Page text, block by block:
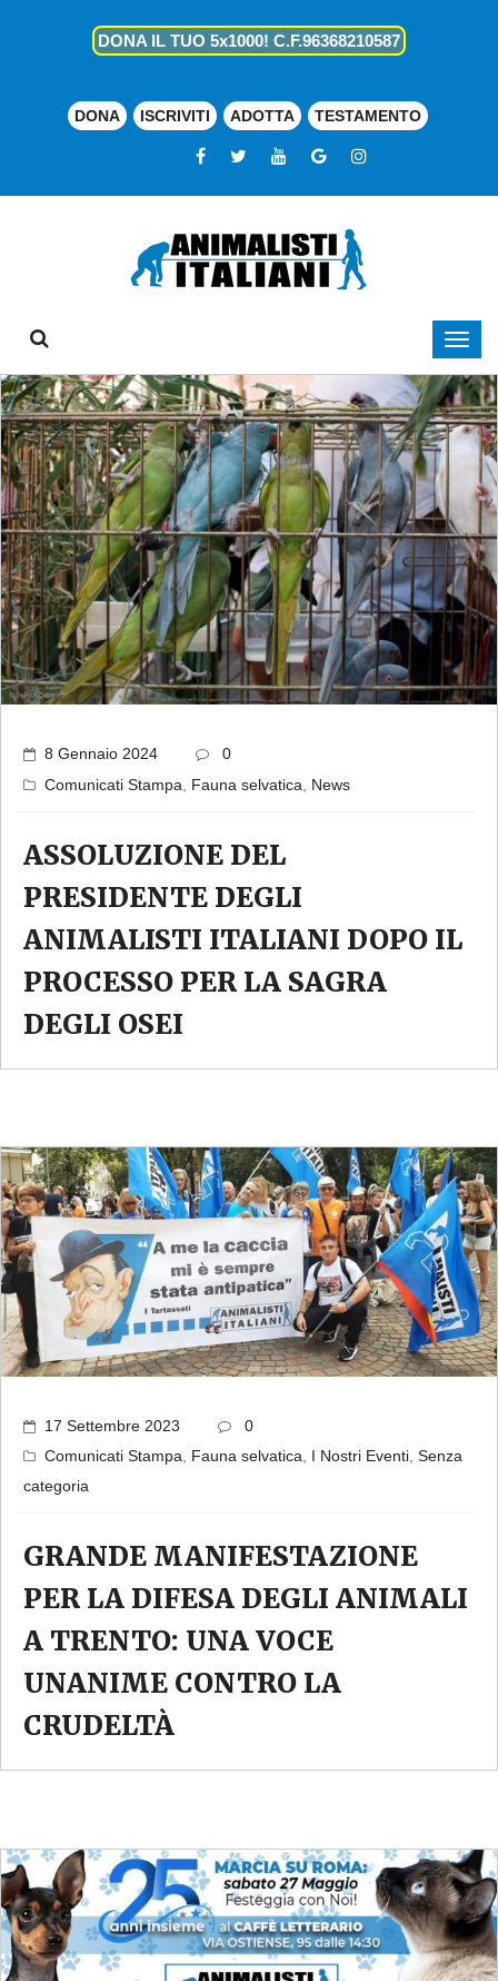
DONA IL TUO 5x1000! C.F.96368210587
DONA ISCRIVITI ADOTTA TESTAMENTO
8 Gennaio 2024
0
Comunicati Stampa
Fauna selvatica News
ASSOLUZIONE DEL
PRESIDENTE DEGLI
ANIMALISTI ITALIANI DOPO IL
PROCESSO PER LA SAGRA
DEGLI OSEI
17 Settembre 2023
0
Comunicati Stampa
Fauna selvatica I Nostri Eventi Senza
categoria
GRANDE MANIFESTAZIONE
PER LA DIFESA DEGLI ANIMALI
A TRENTO: UNA VOCE
UNANIME CONTRO LA
CRUDELTÀ